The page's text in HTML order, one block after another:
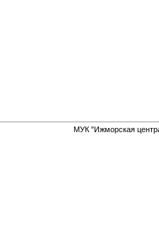
МУК "Ижморская